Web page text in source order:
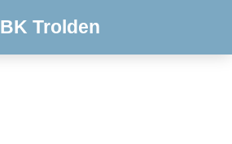
BK Trolden